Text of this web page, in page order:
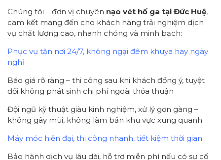
Chúng tôi – đơn vị chuyên nạo vét hố ga tại Đức Huệ,
cam kết mang đến cho khách hàng trải nghiệm dịch
vụ chất lượng cao, nhanh chóng và minh bạch:
Phục vụ tận nơi 24/7, không ngại đêm khuya hay ngày
nghỉ
Báo giá rõ ràng – thi công sau khi khách đồng ý, tuyệt
đối không phát sinh chi phí ngoài thỏa thuận
Đội ngũ kỹ thuật giàu kinh nghiệm, xử lý gọn gàng –
không gây mùi, không làm bẩn khu vực xung quanh
Máy móc hiện đại, thi công nhanh, tiết kiệm thời gian
Bảo hành dịch vụ lâu dài, hỗ trợ miễn phí nếu có sự cố